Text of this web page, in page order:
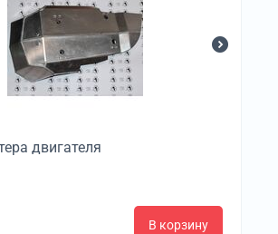
двигателя
В корзину